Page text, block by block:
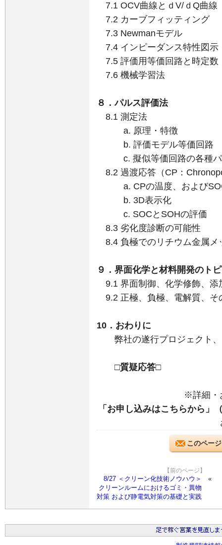
7.1 OCV曲線とｄV/ｄQ曲線
7.2 カーブフィッティング
7.3 Newmanモデル
7.4 インピーダンス特性図示
7.5 評価用等価回路と時定数
7.6 機械学習法
８．パルス評価法
8.1 測定法
a. 原理・特徴
b. 評価モデル等価回路
c. 擬似等価回路の各種パ
8.2 過渡応答（CP：
a. CPの温度、および
b. 3D表示化
c. SOCとSOHの評価
8.3 劣化度診断の可能性
8.4 負極でのリチウム金属メ
９．界面化学と材料開発のト
9.1 界面制御、化学修飾、添
9.2 正極、負極、電解質、そ
10．おわりに
弊社の遂行プロジェクト、
□質疑応答□
※詳細・
「お申し込みはこちらから」
このペー
【前のページ】
8/27 ＜クリーン化技術ノウハウ＞
クリーンルームにおけるゴミ・異物
対策 および静電気対策の基礎と実践